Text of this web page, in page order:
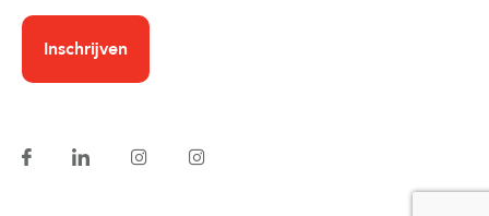
Inschrijven